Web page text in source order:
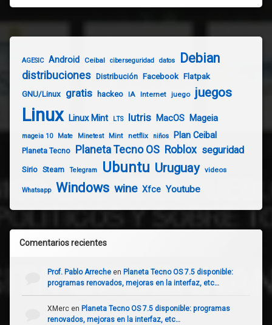
AGESIC Android Ceibal ciberseguridad datos Debian
distribuciones Distribución Facebook Flatpak
GNU/Linux gratis hackeo IA Internet juego juegos
Linux Linux Mint LTS lutris MacOS Mageia
mageia 10 Mate Minetest Mint netflix niños Plan Ceibal
Planeta Tecno Planeta Tecno OS Roblox seguridad
Sirio Steam Telegram Ubuntu Uruguay videos
Whatsapp Windows wine Xfce Youtube
Comentarios recientes
Prof. Pablo Arrecheen Planeta Tecno OS 7.5 disponible:
programas renovados, mejoras en la interfaz, etc…
XMercen Planeta Tecno OS 7.5 disponible: programas
renovados, mejoras en la interfaz, etc…